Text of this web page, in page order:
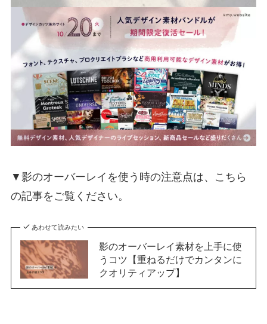
▼影のオーバーレイを使う時の注意点は、こちら
の記事をご覧ください。
あわせて読みたい
影のオーバーレイ素材を上手に使
うコツ【重ねるだけでカンタンに
クオリティアップ】